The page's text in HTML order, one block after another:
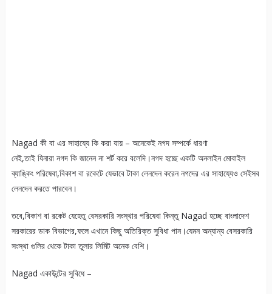
Nagad কী বা এর সাহায্যে কি করা যায় – অনেকেই নগদ সম্পর্কে ধারণা
নেই,তাই যিনারা নগদ কি জানেন না শর্ট করে বলেদি।নগদ হচ্ছে একটি অনলাইন মোবাইল
ব্যাঙ্কিং পরিষেবা,বিকাশ বা রকেটে যেভাবে টাকা লেনদেন করেন নগদের এর সাহায্যেও সেইসব
লেনদেন করতে পারবেন।
তবে,বিকাশ বা রকেট যেহেতু বেসরকারি সংস্থার পরিষেবা কিন্তু Nagad হচ্ছে বাংলাদেশ
সরকারের ডাক বিভাগের,ফলে এখানে কিছু অতিরিক্ত সুবিধা পান।যেমন অন্যান্য বেসরকারি
সংস্থা গুলির থেকে টাকা তুলার লিমিট অনেক বেশি।
Nagad একাউন্টের সুবিধে –